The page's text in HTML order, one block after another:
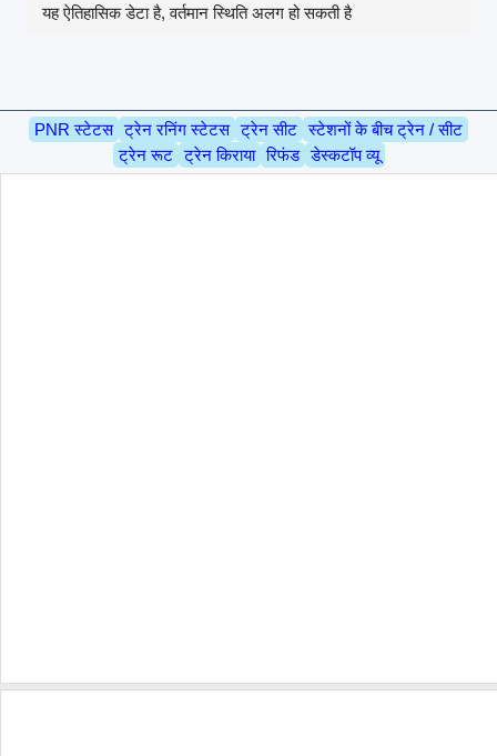
यह ऐतिहासिक डेटा है, वर्तमान स्थिति अलग हो सकती है
PNR स्टेटस ट्रेन रनिंग स्टेटस ट्रेन सीट स्टेशनों के बीच ट्रेन / सीट
ट्रेन रूट ट्रेन किराया रिफंड डेस्कटॉप व्यू